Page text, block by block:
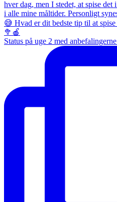
Status på uge 2 med anbefalingerne